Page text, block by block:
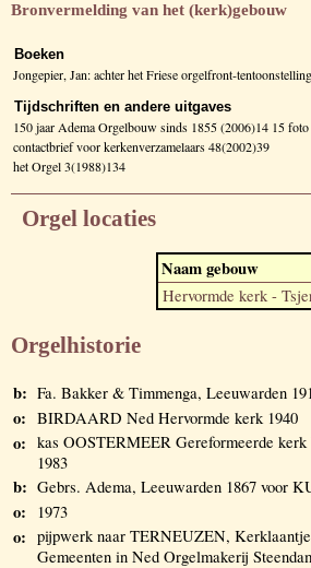
Bronvermelding van het (kerk)gebouw
Boeken
Jongepier, Jan: achter het Friese orgelfront-
Tijdschriften en andere uitgaves
150 jaar Adema Orgelbouw sinds 1855 (2006)14 15
contactbrief voor kerkenverzamelaars 48(2002)39
het Orgel 3(1988)134
Orgel locaties
Naam gebouw
Hervormde kerk -
Orgelhistorie
b: Fa. Bakker & Timmenga, Leeuwarden
o: BIRDAARD Ned Hervormde kerk 1940
o: kas OOSTERMEER Gereformeerde
1983
b: Gebrs. Adema, Leeuwarden 1867 voor
o: 1973
o: pijpwerk naar TERNEUZEN,
Gemeenten in Ned Orgelmakerij